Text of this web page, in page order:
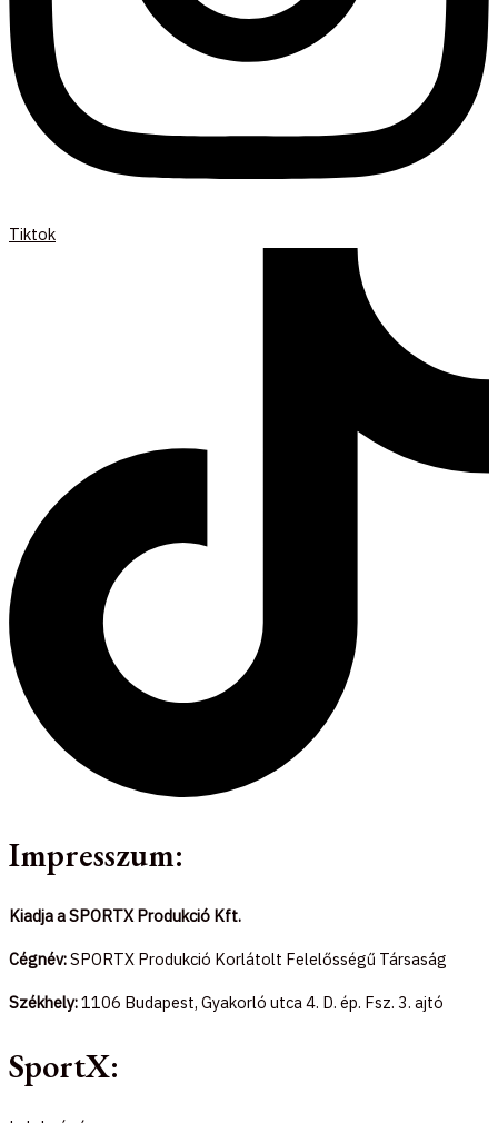
Tiktok
Impresszum:
Kiadja a SPORTX Produkció Kft.
Cégnév:SPORTX Produkció Korlátolt Felelősségű Társaság
Székhely:1106 Budapest, Gyakorló utca 4. D. ép. Fsz. 3. ajtó
SportX: